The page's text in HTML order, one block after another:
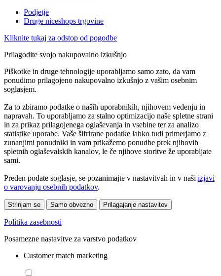
Podjetje
Druge niceshops trgovine
Kliknite tukaj za odstop od pogodbe
Prilagodite svojo nakupovalno izkušnjo
Piškotke in druge tehnologije uporabljamo samo zato, da vam
ponudimo prilagojeno nakupovalno izkušnjo z vašim osebnim
soglasjem.
Za to zbiramo podatke o naših uporabnikih, njihovem vedenju in
napravah. To uporabljamo za stalno optimizacijo naše spletne strani
in za prikaz prilagojenega oglaševanja in vsebine ter za analizo
statistike uporabe. Vaše šifrirane podatke lahko tudi primerjamo z
zunanjimi ponudniki in vam prikažemo ponudbe prek njihovih
spletnih oglaševalskih kanalov, le če njihove storitve že uporabljate
sami.
Preden podate soglasje, se pozanimajte v nastavitvah in v naši izjavi
o varovanju osebnih podatkov.
Strinjam se Samo obvezno Prilagajanje nastavitev
Politika zasebnosti
Posamezne nastavitve za varstvo podatkov
Customer match marketing